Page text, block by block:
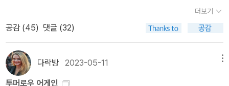
장. 포스트구조주의는 “구조도 중요하지만 인간은 욕망하는 존재”라
는 것을 인정한다.포스트구조주의와 포스트식민주의는 사유방식이
A”로 “A가 A를 규정”한다. 식민주의는 백인이 유색인을 규정/서구가
동양을 규정/남성이 여성을 규정/비장애인이 장애인을 규정한다. 이
럴 때 규정의 기준은 임의적이고 집단적이다. 이때 개인은 존재하지
방문을 계획하고 있는데 이번엔 엄마와 이모를 모시고 갈 참이라, 지
지, 죄다 나에게 달려있어 어깨가 무겁다. 직장 상사가 왜 네덜란드를
선택했냐 묻길래, 완전히 이국적이라서, 라고 대답했다. 엄마 해외여
행 경험 별로 없으시고 가신것도 완전히 색다르진 않은 아시아권이었
목록- 그나저나 투비에서 그런 이벤트를 할 줄 몰랐는데, 그럴 줄 알
았다면 더 열심히 할 걸? 투비여, 알라딘이여, 200일에도 이벤트 해
주세요. ㅋㅋㅋㅋㅋㅋㅋ 루이스 어드리크, <밤의 경비원>2021년 퓰
리처상 수상작. 아메리카 원주민의 삶을 다룬 작품을 꾸준히 써온 루
이스 어드리크는 전미도서상, 전미도서비평가협회상도 두 차례나 수
더보기
공감 (45) 댓글 (32)
다락방 2023-05-11
투머로우 어게인